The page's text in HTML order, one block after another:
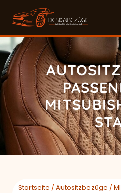
Startseite /Autositzbezüge /